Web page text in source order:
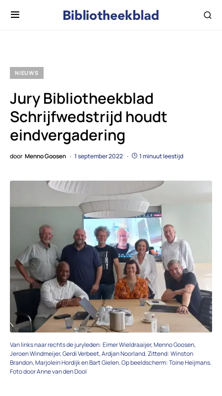
NIEUWS
Jury Bibliotheekblad
Schrijfwedstrijd houdt
eindvergadering
door Menno Goosen 1 september 2022 1 minuut leestijd
Van links naar rechts de juryleden: Eimer Wieldraaijer, Menno Goosen,
Jeroen Windmeijer, Gerdi Verbeet, Ardjan Noorland. Zittend: Winston
Brandon, Marjolein Hordijk en Bart Gielen. Op beeldscherm: Toine Heijmans.
Foto door Anne van den Dool